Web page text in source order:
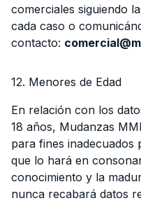
comerciales siguiendo
cada caso o
contacto:
12. Menores de Edad
En relación con los
18 años, Mudanzas
para fines inadecuados
que lo hará en
conocimiento y la
nunca recabará datos